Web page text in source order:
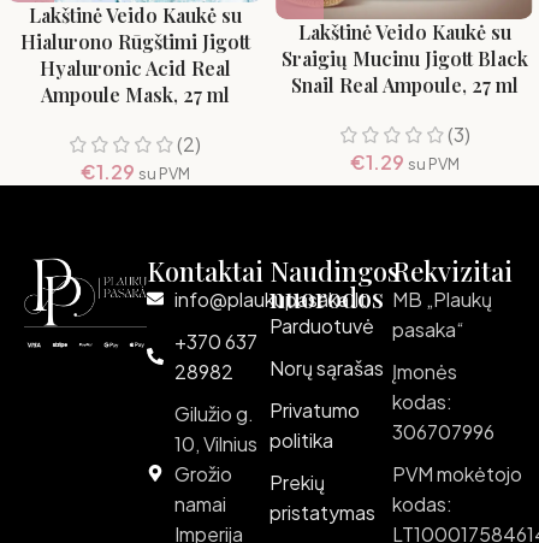
Lakštinė Veido Kaukė su
Hialurono Rūgštimi Jigott
Hyaluronic Acid Real
Ampoule Mask, 27 ml
(2)
€1.29 su PVM
Lakštinė Veido Kaukė su
Sraigių Mucinu Jigott Black
Snail Real Ampoule, 27 ml
(3)
€1.29 su PVM
Kontaktai
info@plaukupasaka.lt
+370 637
28982
Gilužio g.
10, Vilnius
Grožio
namai
Imperija
Naudingos
nuorodos
Parduotuvė
Norų sąrašas
Privatumo
politika
Prekių
pristatymas
Rekvizitai
MB „Plaukų
pasaka“
Įmonės
kodas:
306707996
PVM mokėtojo
kodas: